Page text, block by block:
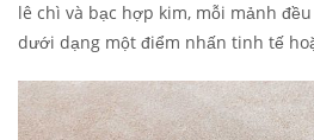
lê chì và bạc hợp kim, mỗi mảnh
dưới dạng một điểm nhấn tinh tế